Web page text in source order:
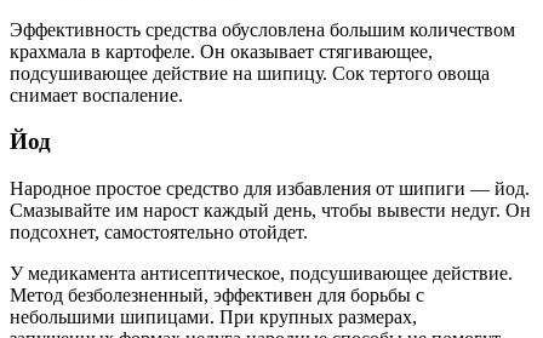
Эффективность средства обусловлена большим количеством
крахмала в картофеле. Он оказывает стягивающее,
подсушивающее действие на шипицу. Сок тертого овоща
снимает воспаление.
Йод
Народное простое средство для избавления от шипиги — йод.
Смазывайте им нарост каждый день, чтобы вывести недуг. Он
подсохнет, самостоятельно отойдет.
У медикамента антисептическое, подсушивающее действие.
Метод безболезненный, эффективен для борьбы с
небольшими шипицами. При крупных размерах,